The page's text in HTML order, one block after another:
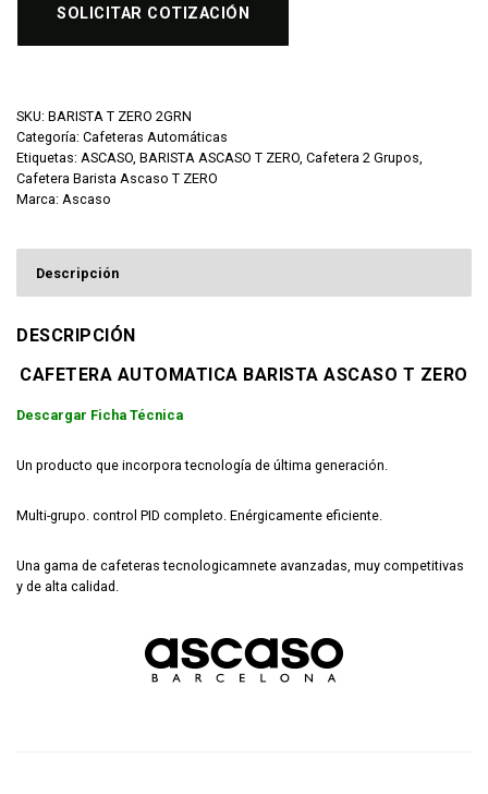
SOLICITAR COTIZACIÓN
SKU: BARISTA T ZERO 2GRN
Categoría: Cafeteras Automáticas
Etiquetas: ASCASO, BARISTA ASCASO T ZERO, Cafetera 2 Grupos,
Cafetera Barista Ascaso T ZERO
Marca: Ascaso
Descripción
DESCRIPCIÓN
CAFETERA AUTOMATICA BARISTA ASCASO T ZERO
Descargar Ficha Técnica
Un producto que incorpora tecnología de última generación.
Multi-grupo. control PID completo. Enérgicamente eficiente.
Una gama de cafeteras tecnologicamnete avanzadas, muy competitivas
y de alta calidad.